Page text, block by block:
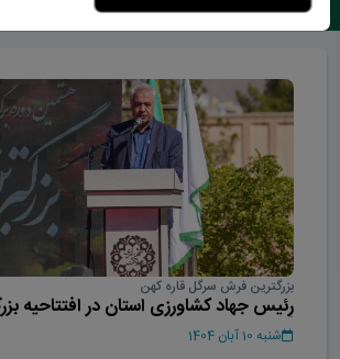
بزرگترین فرش سرگل قاره کهن
رئیس جهاد کشاورزی استان در افتتاحیه
گل آسیا
شنبه 10 آبان 1404